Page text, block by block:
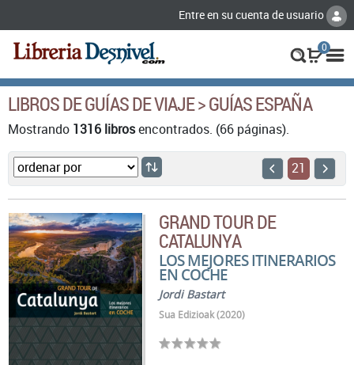
Entre en su cuenta de usuario
0
LIBROS DE GUÍAS DE VIAJE > GUÍAS ESPAÑA
Mostrando 1316 librosencontrados. (66 páginas).
21
GRAND TOUR DE
CATALUNYA
LOS MEJORES ITINERARIOS
EN COCHE
Jordi Bastart
Sua Edizioak (2020)